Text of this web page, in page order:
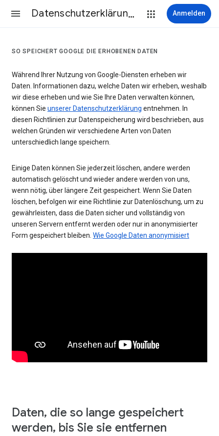
Datenschutzerklärung & Nutzungsbedingungen Anmelden
SO SPEICHERT GOOGLE DIE ERHOBENEN DATEN
Während Ihrer Nutzung von Google-Diensten erheben wir
Daten. Informationen dazu, welche Daten wir erheben, weshalb
wir diese erheben und wie Sie Ihre Daten verwalten können,
können Sie unserer Datenschutzerklärung entnehmen. In
diesen Richtlinien zur Datenspeicherung wird beschrieben, aus
welchen Gründen wir verschiedene Arten von Daten
unterschiedlich lange speichern.
Einige Daten können Sie jederzeit löschen, andere werden
automatisch gelöscht und wieder andere werden von uns,
wenn nötig, über längere Zeit gespeichert. Wenn Sie Daten
löschen, befolgen wir eine Richtlinie zur Datenlöschung, um zu
gewährleisten, dass die Daten sicher und vollständig von
unseren Servern entfernt werden oder nur in anonymisierter
Form gespeichert bleiben. Wie Google Daten anonymisiert
Daten, die so lange gespeichert
werden, bis Sie sie entfernen